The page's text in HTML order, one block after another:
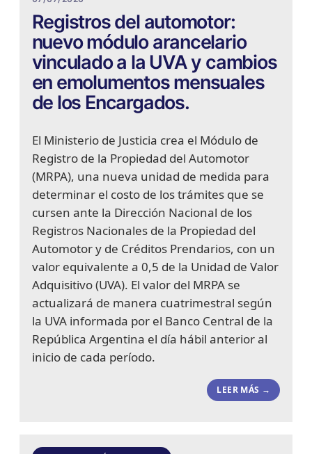
Registros del automotor:
nuevo módulo arancelario
vinculado a la UVA y cambios
en emolumentos mensuales
de los Encargados.
El Ministerio de Justicia crea el Módulo de
Registro de la Propiedad del Automotor
(MRPA), una nueva unidad de medida para
determinar el costo de los trámites que se
cursen ante la Dirección Nacional de los
Registros Nacionales de la Propiedad del
Automotor y de Créditos Prendarios, con un
valor equivalente a 0,5 de la Unidad de Valor
Adquisitivo (UVA). El valor del MRPA se
actualizará de manera cuatrimestral según
la UVA informada por el Banco Central de la
República Argentina el día hábil anterior al
inicio de cada período.
LEER MÁS →